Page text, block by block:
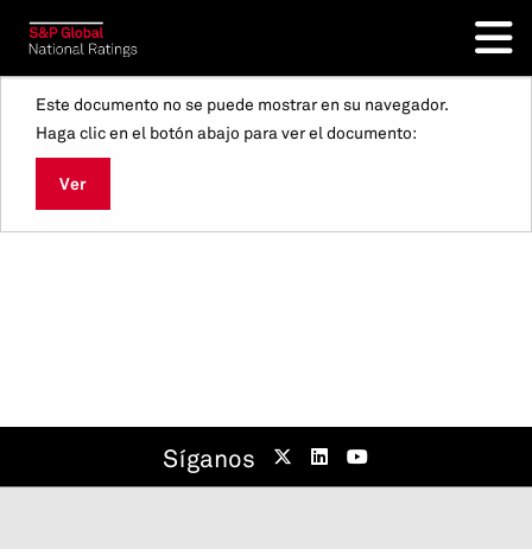
Este documento no se puede mostrar en su navegador.
Haga clic en el botón abajo para ver el documento:
Ver
Síganos